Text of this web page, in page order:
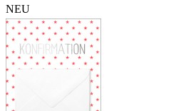
NEU